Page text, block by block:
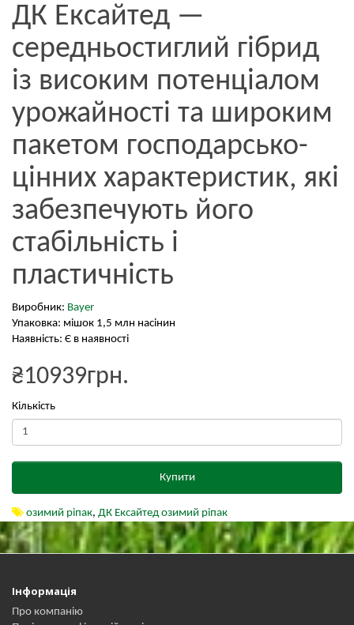
ДК Ексайтед —
середньостиглий гібрид
із високим потенціалом
урожайності та широким
пакетом господарсько-
цінних характеристик, які
забезпечують його
стабільність і
пластичність
Виробник: Bayer
Упаковка: мішок 1,5 млн насінин
Наявність: Є в наявності
₴10939грн.
Кількість
Купити
озимий ріпак, ДК Ексайтед озимий ріпак
Інформація
Про компанію